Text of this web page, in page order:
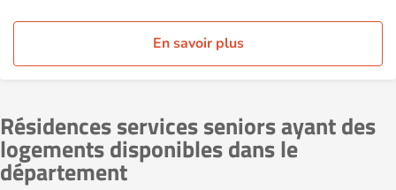
En savoir plus
Résidences services seniors ayant des
logements disponibles dans le
département